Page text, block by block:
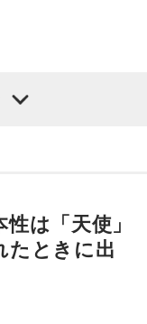
残していないコン
愚痴をこぼしてい
んだって（笑）」
ことがまったくな
は「天使」
たときに出